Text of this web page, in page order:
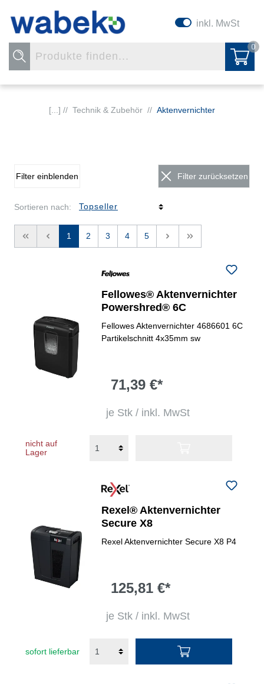
inkl. MwSt
0
[...] // Technik & Zubehör // Aktenvernichter
Filter einblenden Filter zurücksetzen
Sortieren nach:
<< < 1 2 3 4 5 > >>
Fellowes® Aktenvernichter
Powershred® 6C
Fellowes Aktenvernichter 4686601 6C
Partikelschnitt 4x35mm sw
71,39 €*
je Stk / inkl. MwSt
nicht auf
Lager
Rexel® Aktenvernichter
Secure X8
Rexel Aktenvernichter Secure X8 P4
125,81 €*
je Stk / inkl. MwSt
sofort lieferbar